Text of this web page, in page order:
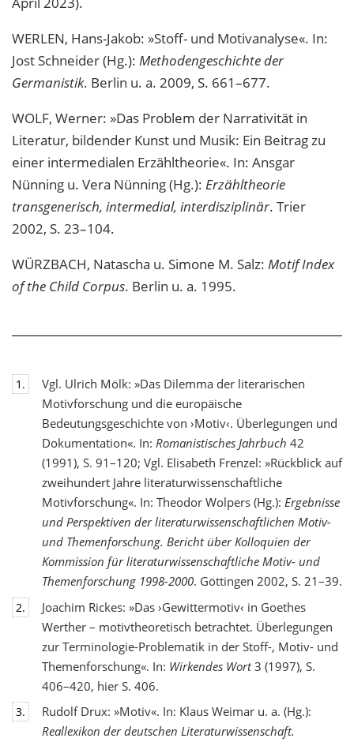
WERLEN, Hans-Jakob: »Stoff- und Motivanalyse«. In:
Jost Schneider (Hg.): Methodengeschichte der
Germanistik. Berlin u. a. 2009, S. 661–677.
WOLF, Werner: »Das Problem der Narrativität in
Literatur, bildender Kunst und Musik: Ein Beitrag zu
einer intermedialen Erzähltheorie«. In: Ansgar
Nünning u. Vera Nünning (Hg.): Erzähltheorie
transgenerisch, intermedial, interdisziplinär. Trier
2002, S. 23–104.
WÜRZBACH, Natascha u. Simone M. Salz: Motif Index
of the Child Corpus. Berlin u. a. 1995.
1.
Vgl. Ulrich Mölk: »Das Dilemma der literarischen
Motivforschung und die europäische
Bedeutungsgeschichte von ›Motiv‹. Überlegungen und
Dokumentation«. In: Romanistisches Jahrbuch 42
(1991), S. 91–120; Vgl. Elisabeth Frenzel: »Rückblick auf
zweihundert Jahre literaturwissenschaftliche
Motivforschung«. In: Theodor Wolpers (Hg.): Ergebnisse
und Perspektiven der literaturwissenschaftlichen Motiv-
und Themenforschung. Bericht über Kolloquien der
Kommission für literaturwissenschaftliche Motiv- und
Themenforschung 1998-2000. Göttingen 2002, S. 21–39.
2.
Joachim Rickes: »Das ›Gewittermotiv‹ in Goethes
Werther – motivtheoretisch betrachtet. Überlegungen
zur Terminologie-Problematik in der Stoff-, Motiv- und
Themenforschung«. In: Wirkendes Wort3 (1997), S.
406–420, hier S. 406.
3.
Rudolf Drux: »Motiv«. In: Klaus Weimar u. a. (Hg.):
Reallexikon der deutschen Literaturwissenschaft.